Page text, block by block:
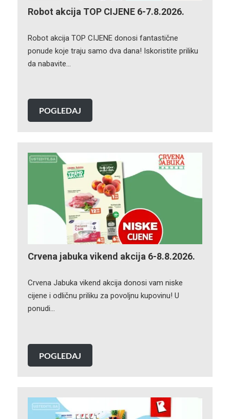
Robot akcija TOP CIJENE 6-7.8.2026.
Robot akcija TOP CIJENE donosi fantastične
ponude koje traju samo dva dana! Iskoristite priliku
da nabavite…
POGLEDAJ
Crvena jabuka vikend akcija 6-8.8.2026.
Crvena Jabuka vikend akcija donosi vam niske
cijene i odličnu priliku za povoljnu kupovinu! U
ponudi…
POGLEDAJ